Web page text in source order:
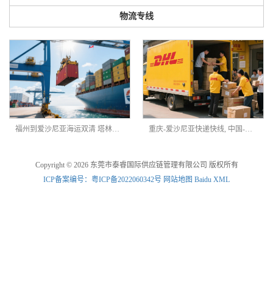
物流专线
福州到爱沙尼亚海运双清 塔林港海派 DDP 专线 重庆-爱沙尼亚快递快线‌, 中国-爱沙尼亚内置电池物流
Copyright © 2026 东莞市泰睿国际供应链管理有限公司 版权所有
ICP备案编号：粤ICP备2022060342号 网站地图 Baidu XML